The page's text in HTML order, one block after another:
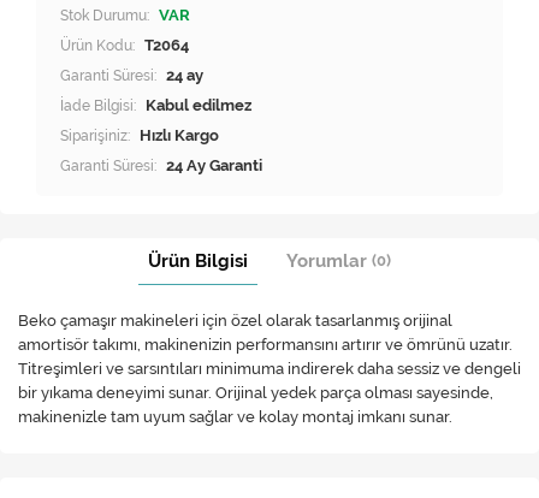
Stok Durumu: VAR
Ürün Kodu: T2064
Garanti Süresi: 24 ay
İade Bilgisi:
Siparişiniz: Hızlı Kargo
Garanti Süresi: 24 Ay Garanti
Ürün Bilgisi Yorumlar (0)
Beko çamaşır makineleri için özel olarak tasarlanmış orijinal
amortisör takımı, makinenizin performansını artırır ve ömrünü uzatır.
Titreşimleri ve sarsıntıları minimuma indirerek daha sessiz ve dengeli
bir yıkama deneyimi sunar. Orijinal yedek parça olması sayesinde,
makinenizle tam uyum sağlar ve kolay montaj imkanı sunar.